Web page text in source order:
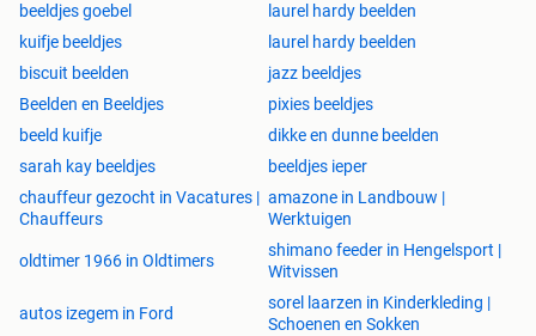
beeldjes goebel
laurel hardy beelden
kuifje beeldjes
laurel hardy beelden
biscuit beelden
jazz beeldjes
Beelden en Beeldjes
pixies beeldjes
beeld kuifje
dikke en dunne beelden
sarah kay beeldjes
beeldjes ieper
chauffeur gezocht in Vacatures |
Chauffeurs
amazone in Landbouw |
Werktuigen
oldtimer 1966 in Oldtimers
shimano feeder in Hengelsport |
Witvissen
autos izegem in Ford
sorel laarzen in Kinderkleding |
Schoenen en Sokken